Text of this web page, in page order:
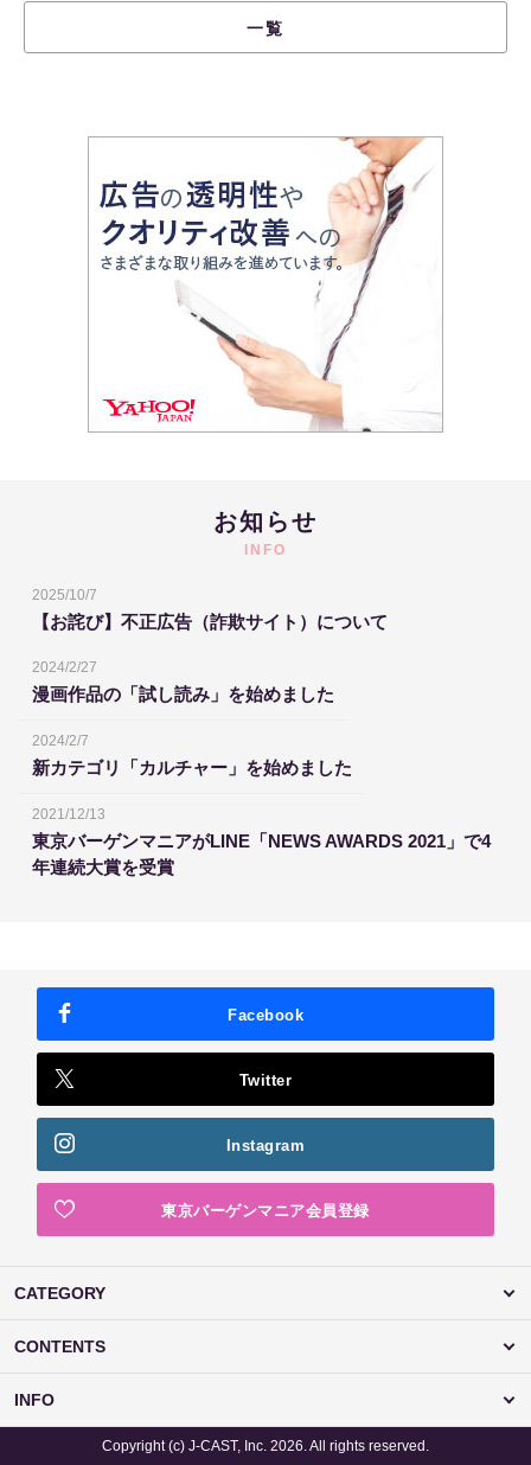
一覧
お知らせ
INFO
2025/10/7
【お詫び】不正広告（詐欺サイト）について
2024/2/27
漫画作品の「試し読み」を始めました
2024/2/7
新カテゴリ「カルチャー」を始めました
2021/12/13
東京バーゲンマニアがLINE「NEWS AWARDS 2021」で4
年連続大賞を受賞
Facebook
Twitter
Instagram
東京バーゲンマニア会員登録
CATEGORY
CONTENTS
INFO
Copyright (c) J-CAST, Inc. 2026. All rights reserved.